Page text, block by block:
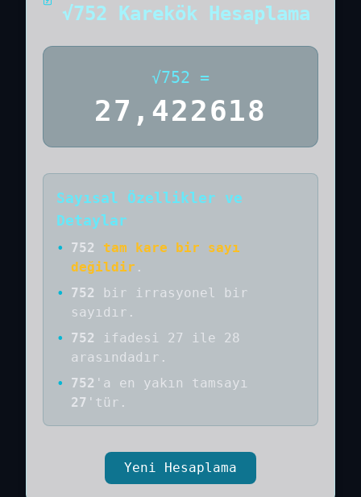
√752 Karekök Hesaplama
√752 =
27,422618
Sayısal Özellikler ve
Detaylar
• 752
tam kare bir sayı
değildir .
•
752 bir
irrasyonel bir
sayıdır .
•
752
ifadesi 27 ile 28
arasındadır.
•
752 'a en yakın tamsayı
27 'tür.
Yeni Hesaplama